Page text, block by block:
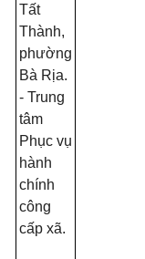
Tất
Thành,
phường
Bà Rịa.
- Trung
tâm
Phục vụ
hành
chính
công
cấp xã.